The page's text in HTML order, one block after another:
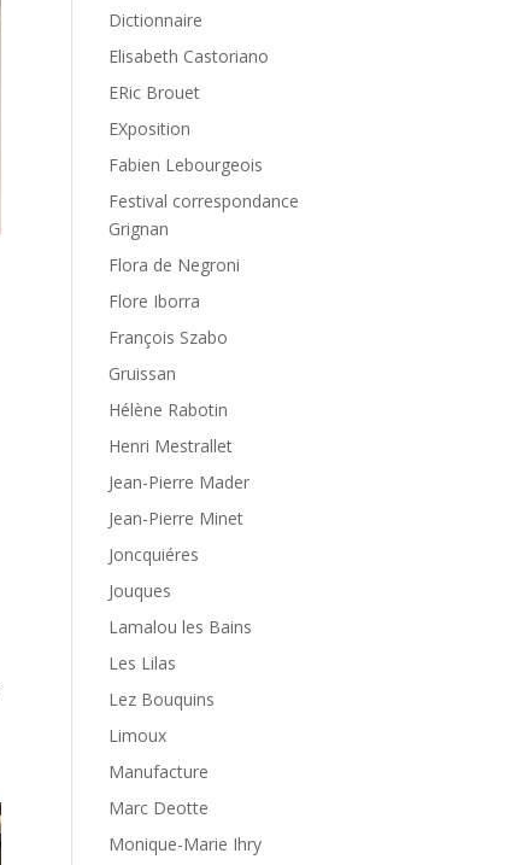
Dictionnaire
Elisabeth Castoriano
ERic Brouet
EXposition
Fabien Lebourgeois
Festival correspondance
Grignan
Flora de Negroni
Flore Iborra
François Szabo
Gruissan
Hélène Rabotin
Henri Mestrallet
Jean-Pierre Mader
Jean-Pierre Minet
Joncquiéres
Jouques
Lamalou les Bains
Les Lilas
Lez Bouquins
Limoux
Manufacture
Marc Deotte
Monique-Marie Ihry